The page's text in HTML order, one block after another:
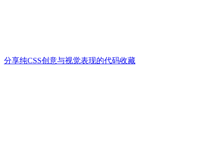
分享纯CSS创意与视觉表现的代码收藏